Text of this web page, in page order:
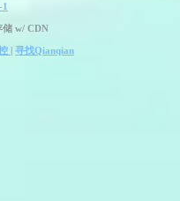
w/ CDN
| 寻找Qianqian